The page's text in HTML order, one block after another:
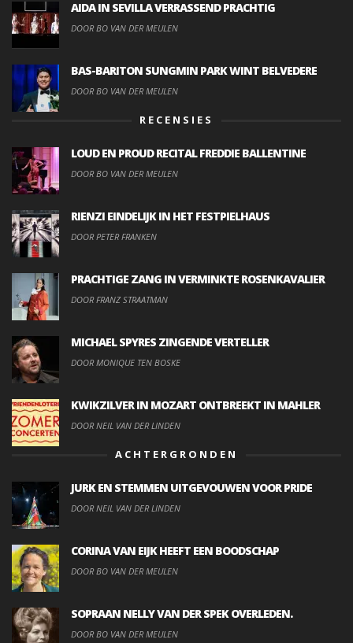
AIDA IN SEVILLA VERRASSEND PRACHTIG
DOOR BO VAN DER MEULEN
BAS-BARITON SUNGMIN PARK WINT BELVEDERE
DOOR BO VAN DER MEULEN
RECENSIES
LOUD EN PROUD RECITAL FREDDIE BALLENTINE
DOOR BO VAN DER MEULEN
RIENZI EINDELIJK IN HET FESTPIELHAUS
DOOR PETER FRANKEN
PRACHTIGE ZANG IN VERMINKTE ROSENKAVALIER
DOOR FRANZ STRAATMAN
MICHAEL SPYRES ZINGENDE VERTELLER
DOOR MONIQUE TEN BOSKE
KWIKZILVER IN MOZART ONTBREEKT IN MAHLER
DOOR NEIL VAN DER LINDEN
ACHTERGRONDEN
JURK EN STEMMEN UITGEVOUWEN VOOR PRIDE
DOOR NEIL VAN DER LINDEN
CORINA VAN EIJK HEEFT EEN BOODSCHAP
DOOR BO VAN DER MEULEN
SOPRAAN NELLY VAN DER SPEK OVERLEDEN.
DOOR BO VAN DER MEULEN